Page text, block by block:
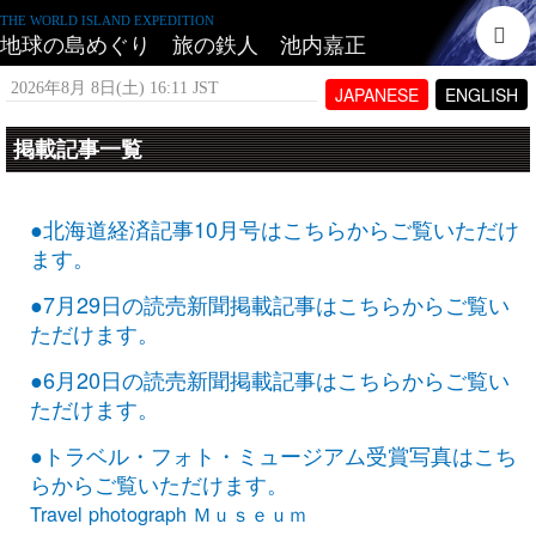
THE WORLD ISLAND EXPEDITION
地球の島めぐり 旅の鉄人 池内嘉正
JAPANESE ENGLISH
2026年8月 8日(土) 16:11 JST
掲載記事一覧
●北海道経済記事10月号はこちらからご覧いただけ
ます。
●7月29日の読売新聞掲載記事はこちらからご覧い
ただけます。
●6月20日の読売新聞掲載記事はこちらからご覧い
ただけます。
●トラベル・フォト・ミュージアム受賞写真はこち
らからご覧いただけます。
Travel photograph Ｍｕｓｅｕｍ